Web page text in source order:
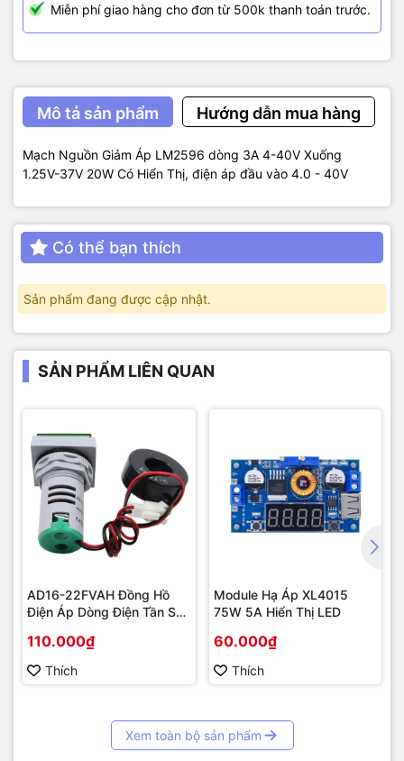
Miễn phí giao hàng cho đơn từ 500k thanh toán trước.
Mô tả sản phẩm Hướng dẫn mua hàng
Mạch Nguồn Giảm Áp LM2596 dòng 3A 4-40V Xuống
1.25V-37V 20W Có Hiển Thị, điện áp đầu vào 4.0 - 40V
Có thể bạn thích
Sản phẩm đang được cập nhật.
SẢN PHẨM LIÊN QUAN
AD16-22FVAH Đồng Hồ
Điện Áp Dòng Điện Tần Số
110.000₫
Thích
Module Hạ Áp XL4015
75W 5A Hiển Thị LED
60.000₫
Thích
Xem toàn bộ sản phẩm